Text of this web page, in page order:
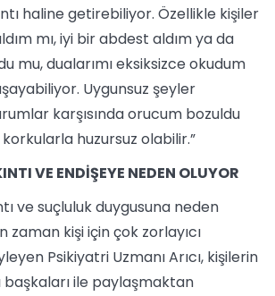
haline getirebiliyor. Özellikle kişiler
mı, iyi bir abdest aldım ya da
mu, dualarımı eksiksizce okudum
Uygunsuz şeyler
karşısında orucum bozuldu
huzursuz olabilir.”
VE ENDİŞEYE NEDEN OLUYOR
ve suçluluk duygusuna neden
zaman kişi için çok zorlayıcı
Psikiyatri Uzmanı Arıcı, kişilerin
başkaları ile paylaşmaktan